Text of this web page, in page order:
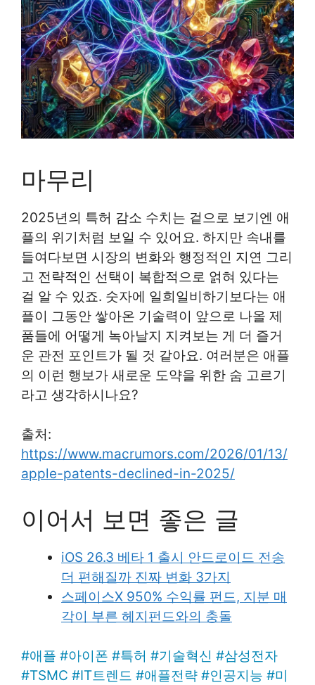
마무리
2025년의 특허 감소 수치는 겉으로 보기엔 애
플의 위기처럼 보일 수 있어요. 하지만 속내를
들여다보면 시장의 변화와 행정적인 지연 그리
고 전략적인 선택이 복합적으로 얽혀 있다는
걸 알 수 있죠. 숫자에 일희일비하기보다는 애
플이 그동안 쌓아온 기술력이 앞으로 나올 제
품들에 어떻게 녹아날지 지켜보는 게 더 즐거
운 관전 포인트가 될 것 같아요. 여러분은 애플
의 이런 행보가 새로운 도약을 위한 숨 고르기
라고 생각하시나요?
출처:
https://www.macrumors.com/2026/01/13/
apple-patents-declined-in-2025/
이어서 보면 좋은 글
iOS 26.3 베타 1 출시 안드로이드 전송
더 편해질까 진짜 변화 3가지
스페이스X 950% 수익률 펀드, 지분 매
각이 부른 헤지펀드와의 충돌
#애플 #아이폰 #특허 #기술혁신 #삼성전자
#TSMC #IT트렌드 #애플전략 #인공지능 #미